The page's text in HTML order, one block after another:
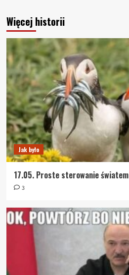
Więcej historii
Jak było
17.05. Proste sterowanie światem
3